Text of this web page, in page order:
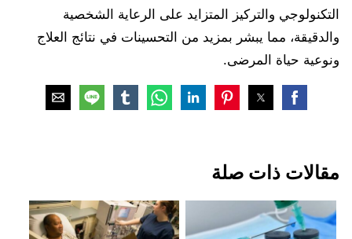
التكنولوجي والتركيز المتزايد على الرعاية الشخصية
والدقيقة، مما يبشر بمزيد من التحسينات في نتائج العلاج
ونوعية حياة المرضى.
مقالات ذات صلة